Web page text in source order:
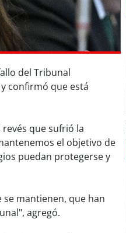
del Tribunal
confirmó que está
que sufrió la
el objetivo de
puedan protegerse y
mantienen, que han
agregó.